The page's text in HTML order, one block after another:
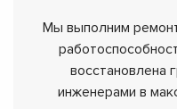
Мы выполним
восстановлена
инженерами в